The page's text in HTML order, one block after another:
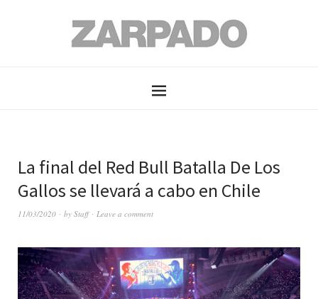
La final del Red Bull Batalla De Los
Gallos se llevará a cabo en Chile
11/03/2020 by Staff Leave a comment